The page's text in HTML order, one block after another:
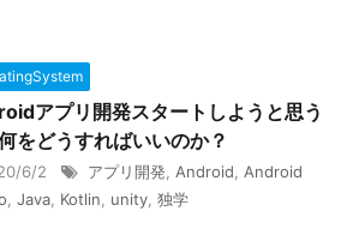
アプリ開発スタートしようと思う
をどうすればいいのか？
6/2 アプリ開発 Android
Android
Java Kotlin unity 独学